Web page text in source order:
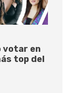
votar en
top del